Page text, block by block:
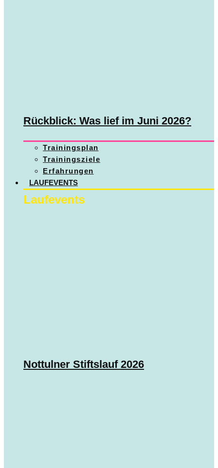
Rückblick: Was lief im Juni 2026?
Trainingsplan
Trainingsziele
Erfahrungen
LAUFEVENTS
Laufevents
Nottulner Stiftslauf 2026